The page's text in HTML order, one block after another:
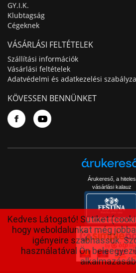
GY.I.K.
Klubtagság
Cégeknek
VÁSÁRLÁSI FELTÉTELEK
Szállítási információk
Vásárlási feltételek
Adatvédelmi és adatkezelési
KÖVESSEN BENNÜNKET
Árukereső, a hiteles
vásárlási kalauz
Kedves Látogató! Sütiket
hogy weboldalunkat még
igényeire szabhassuk.
használatával Ön